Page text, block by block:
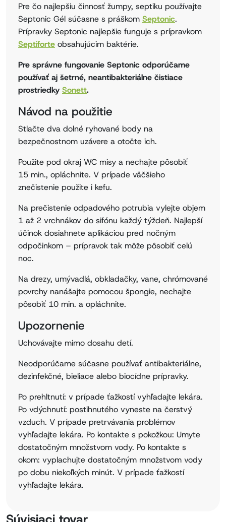
Pre čo najlepšiu činnosť žumpy, septiku používajte
Septonic Gél súčasne s práškom Septonic.
Prípravky Septonic najlepšie funguje s prípravkom
Septiforte obsahujúcim baktérie.
Pre správne fungovanie Septonic odporúčame
používať aj šetrné, neantibakteriálne čistiace
prostriedkySonett.
Návod na použitie
Stlačte dva dolné ryhované body na
bezpečnostnom uzávere a otočte ich.
Použite pod okraj WC misy a nechajte pôsobiť
15 min., opláchnite. V prípade väčšieho
znečistenie použite i kefu.
Na prečistenie odpadového potrubia vylejte objem
1 až 2 vrchnákov do sifónu každý týždeň. Najlepší
účinok dosiahnete aplikáciou pred nočným
odpočinkom – prípravok tak môže pôsobiť celú
noc.
Na drezy, umývadlá, obkladačky, vane, chrómované
povrchy nanášajte pomocou špongie, nechajte
pôsobiť 10 min. a opláchnite.
Upozornenie
Uchovávajte mimo dosahu detí.
Neodporúčame súčasne používať antibakteriálne,
dezinfekčné, bieliace alebo biocídne prípravky.
Po prehltnutí: v prípade ťažkostí vyhľadajte lekára.
Po vdýchnutí: postihnutého vyneste na čerstvý
vzduch. V prípade pretrvávania problémov
vyhľadajte lekára. Po kontakte s pokožkou: Umyte
dostatočným množstvom vody. Po kontakte s
okom: vyplachujte dostatočným množstvom vody
po dobu niekoľkých minút. V prípade ťažkostí
vyhľadajte lekára.